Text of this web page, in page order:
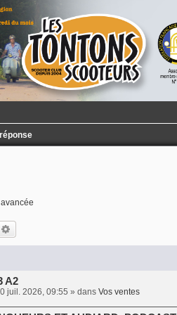
A2
juil. 2026, 09:55 » dans Vos ventes